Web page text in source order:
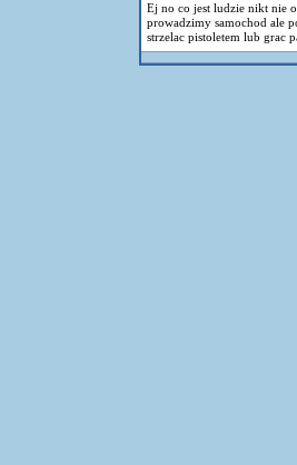
Ej no co jest ludzie nikt nie
prowadzimy samochod ale
strzelac pistoletem lub grac